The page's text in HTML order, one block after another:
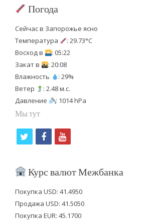
Погода
Сейчас в Запорожье ясно
Температура
: 29.73°C
Восход в
: 05:22
Закат в
: 20:08
Влажность
: 29%
Ветер
: 2.48 м.с.
Давление
: 1014 hPa
Мы тут
i
t
e
f
c
b
o
y
u
u
b
Курс валют Межбанка
Покупка USD: 41.4950
Продажа USD: 41.5050
Покупка EUR: 45.1700